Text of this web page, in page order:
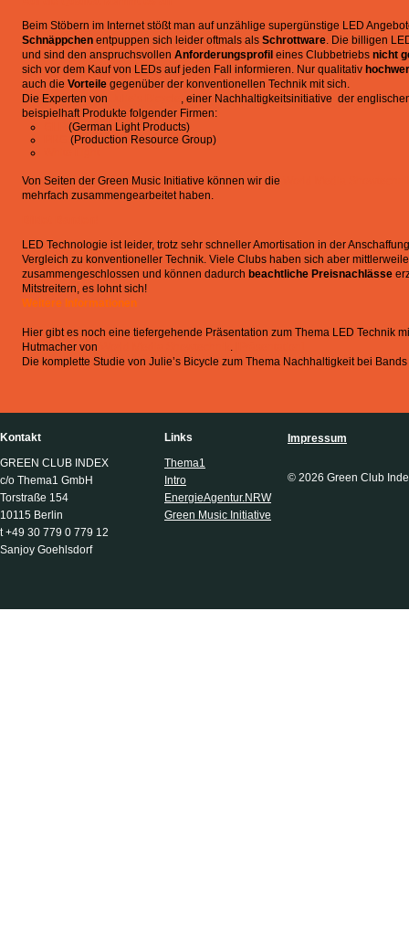
Beim Stöbern im Internet stößt man auf unzählige supergünstige LED
Schnäppchen entpuppen sich leider oftmals als Schrottware. Die billigen
und sind den anspruchsvollen Anforderungsprofil eines Clubbetriebs nicht
sich vor dem Kauf von LEDs auf jeden Fall informieren. Nur qualitativ
auch die Vorteile gegenüber der konventionellen Technik mit sich.
Die Experten von
, einer Nachhaltigkeitsinitiative der
beispielhaft Produkte folgender Firmen:
(German Light Products)
(Production Resource Group)
Von Seiten der Green Music Initiative können wir die
mehrfach zusammengearbeitet haben.
LED Technologie ist leider, trotz sehr schneller Amortisation in der
Vergleich zu konventioneller Technik. Viele Clubs haben sich aber
zusammengeschlossen und können dadurch beachtliche Preisnachlässe
Mitstreitern, es lohnt sich!
Weitere Informationen
Hier gibt es noch eine tiefergehende Präsentation zum Thema LED Technik
Hutmacher von
.
Die komplette Studie von Julie’s Bicycle zum Thema Nachhaltigkeit bei
Kontakt
GREEN CLUB INDEX
c/o Thema1 GmbH
Torstraße 154
10115 Berlin
t +49 30 779 0 779 12
Sanjoy Goehlsdorf
Links
Thema1
Intro
EnergieAgentur.NRW
Green Music Initiative
Impressum
© 2026 Green Club